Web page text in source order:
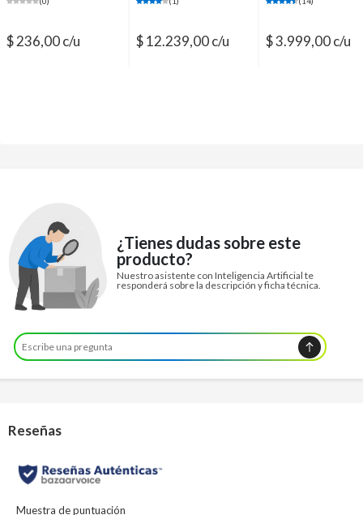
$ 236,00 c/u $ 12.239,00 c/u $ 3.999,00 c/u
¿Tienes dudas sobre este
producto?
Nuestro asistente con Inteligencia Artificial te
responderá sobre la descripción y ficha técnica.